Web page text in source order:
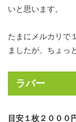
いと思います。
たまにメルカリで
ましたが、ちょっ
ラバー
目安１枚２０００